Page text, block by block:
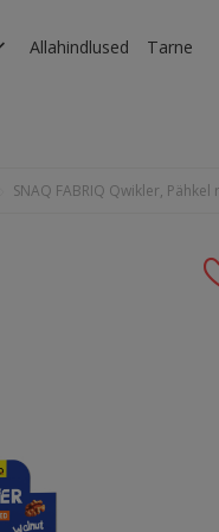
Allahindlused Tarne
SNAQ FABRIQ Qwikler,